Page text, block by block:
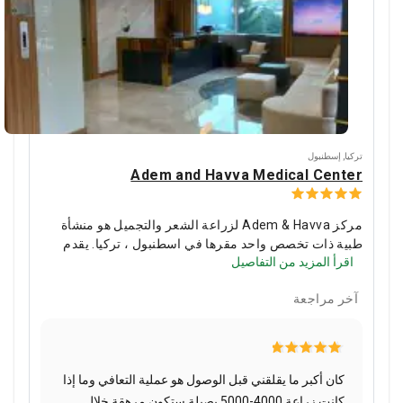
تركيا, إسطنبول
Adem and Havva Medical Center
مركز Adem & Havva لزراعة الشعر والتجميل هو منشأة
طبية ذات تخصص واحد مقرها في اسطنبول ، تركيا. يقدم
فريق الخبراء المحلي علاجات الشعر (عمليات زرع ، وعلاجات
45 دولة بما في ذلك المرضى من الولايات المتحدة الأمريكية
والشرق الأوسط وأوروبا.
اقرأ المزيد من التفاصيل
آخر مراجعة
كان أكبر ما يقلقني قبل الوصول هو عملية التعافي وما إذا